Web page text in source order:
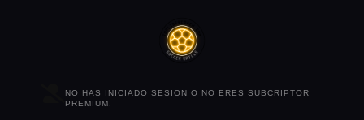
NO HAS INICIADO SESION O NO ERES SUBCRIPTOR
PREMIUM.